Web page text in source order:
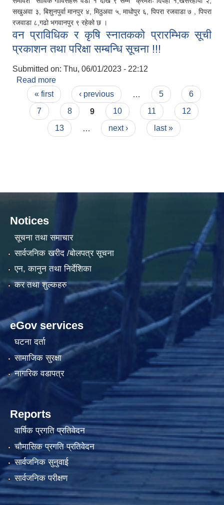
सखुअवा ३, बिशुनपुर्वा मानपुर ४, मिठुअवा ५, माधोपुर ६, पिपरा रजवाडा ७ , पिपरा
रजवाडा ८,गढो भगवानपुर ९ रहेको छ ।
वन प्राविधिक र कृषि स्नातककाे प्रारम्भिक सूची
प्रकाशन तथा परिक्षा सम्बन्धि सूचना !!!
Submitted on: Thu, 06/01/2023 - 22:12
Read more
प्रकाशन तथा परिक्षा सम्बन्धि सूचना !!!
Pages
« first ‹ previous 5
6
7
8 9 10 11
12
13
next › last »
Notices
सूचना तथा समाचार
सार्वजनिक खरीद /बोलपत्र सूचना
एन, कानुन तथा निर्देशिका
कर तथा शुल्कहरु
eGov services
घटना दर्ता
सामाजिक सुरक्षा
नागरिक वडापत्र
Reports
वार्षिक प्रगति प्रतिवेदन
चौमासिक प्रगति प्रतिवेदन
सार्वजनिक सुनुवाई
सार्वजनिक परीक्षण